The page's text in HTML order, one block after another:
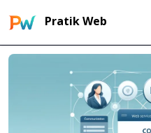
Pratik Web